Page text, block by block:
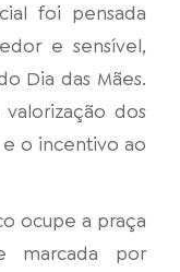
foi pensada
e sensível,
Dia das Mães.
dos
e o incentivo ao
ocupe a praça
marcada por